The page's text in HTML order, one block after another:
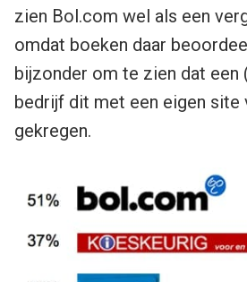
zien Bol.com wel als een
omdat boeken daar
bijzonder om te zien dat een
bedrijf dit met een eigen site
gekregen.